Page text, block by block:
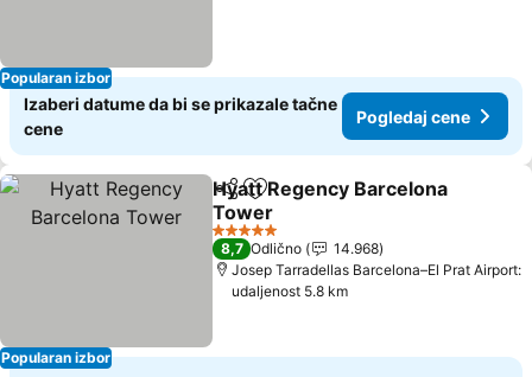
Popularan izbor
Izaberi datume da bi se prikazale tačne
cene
Pogledaj cene
Popularan izbor
Deli Dodati u favorite
Hyatt Regency Barcelona
Tower
Pogledaj cene
5 Zvezdice
8,7 Odlično
14.968
Josep Tarradellas Barcelona–El Prat Airport:
udaljenost 5.8 km